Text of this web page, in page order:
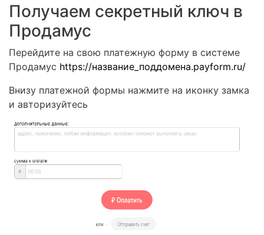
Получаем секретный ключ в
Продамус
Перейдите на свою платежную форму в системе
Продамус https://название_поддомена.payform.ru/
Внизу платежной формы нажмите на иконку замка
и авторизуйтесь